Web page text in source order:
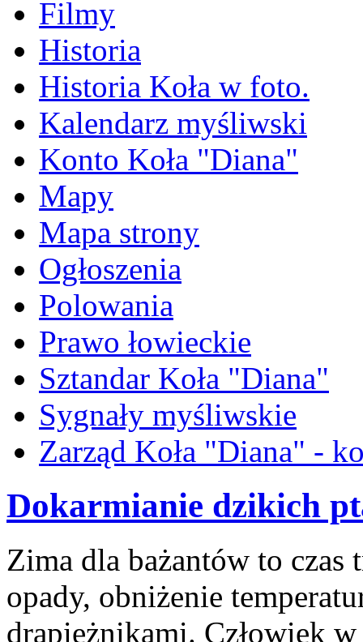
Filmy
Historia
Historia Koła w foto.
Kalendarz myśliwski
Konto Koła "Diana"
Mapy
Mapa strony
Ogłoszenia
Polowania
Prawo łowieckie
Sztandar Koła "Diana"
Sygnały myśliwskie
Zarząd Koła "Diana" -
Dokarmianie dzikich
Zima dla bażantów to
opady, obniżenie
drapieżnikami. Człowiek